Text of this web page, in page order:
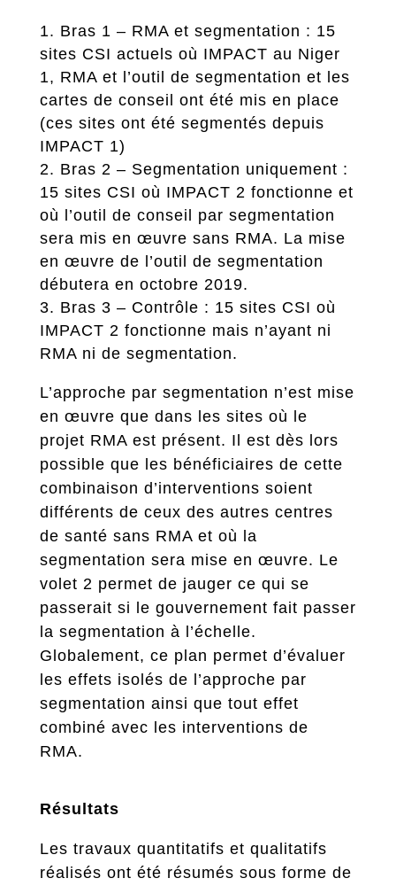
Bras 1 – RMA et segmentation : 15
sites CSI actuels où IMPACT au Niger
1, RMA et l’outil de segmentation et les
cartes de conseil ont été mis en place
(ces sites ont été segmentés depuis
IMPACT 1)
Bras 2 – Segmentation uniquement :
15 sites CSI où IMPACT 2 fonctionne et
où l’outil de conseil par segmentation
sera mis en œuvre sans RMA. La mise
en œuvre de l’outil de segmentation
débutera en octobre 2019.
Bras 3 – Contrôle : 15 sites CSI où
IMPACT 2 fonctionne mais n’ayant ni
RMA ni de segmentation.
L’approche par segmentation n’est mise
en œuvre que dans les sites où le
projet RMA est présent. Il est dès lors
possible que les bénéficiaires de cette
combinaison d’interventions soient
différents de ceux des autres centres
de santé sans RMA et où la
segmentation sera mise en œuvre. Le
volet 2 permet de jauger ce qui se
passerait si le gouvernement fait passer
la segmentation à l’échelle.
Globalement, ce plan permet d’évaluer
les effets isolés de l’approche par
segmentation ainsi que tout effet
combiné avec les interventions de
RMA.
Résultats
Les travaux quantitatifs et qualitatifs
réalisés ont été résumés sous forme de